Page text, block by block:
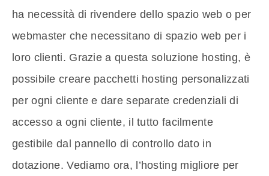
ha necessità di rivendere dello spazio web o per
webmaster che necessitano di spazio web per i
loro clienti. Grazie a questa soluzione hosting, è
possibile creare pacchetti hosting personalizzati
per ogni cliente e dare separate credenziali di
accesso a ogni cliente, il tutto facilmente
gestibile dal pannello di controllo dato in
dotazione. Vediamo ora, l’hosting migliore per